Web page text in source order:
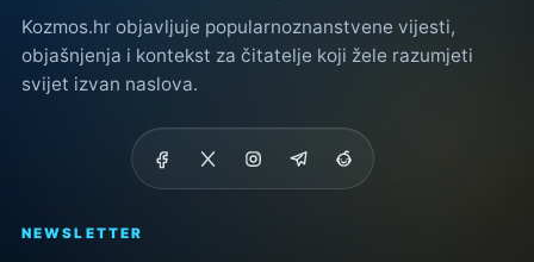
Kozmos.hr objavljuje popularnoznanstvene vijesti,
objašnjenja i kontekst za čitatelje koji žele razumjeti
svijet izvan naslova.
NEWSLETTER